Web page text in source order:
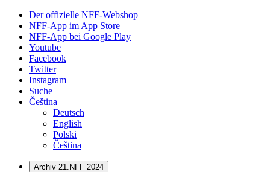
Der offizielle NFF-Webshop
NFF-App im App Store
NFF-App bei Google Play
Youtube
Facebook
Twitter
Instagram
Suche
Čeština
Deutsch
English
Polski
Čeština
Archiv 21.NFF 2024